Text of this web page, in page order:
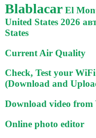
Blablacar El
United States 2026
States
Current Air Quality
Check, Test your
(Download and
Download video from
Online photo editor